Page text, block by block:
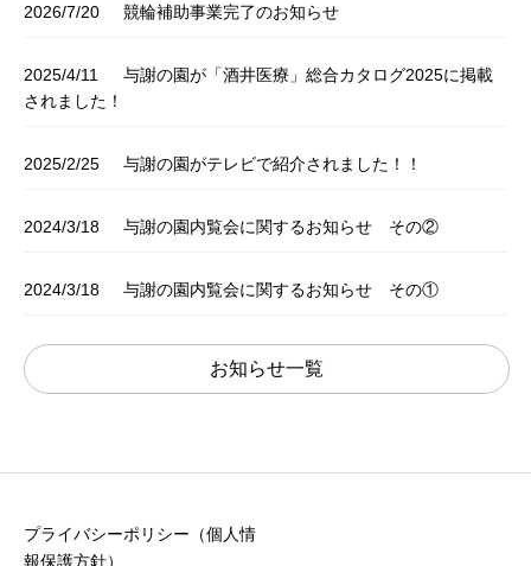
2026/7/20 競輪補助事業完了のお知らせ
2025/4/11
与謝の園が「酒井医療」総合カタログ2025に掲載
されました！
2025/2/25 与謝の園がテレビで紹介されました！！
2024/3/18 与謝の園内覧会に関するお知らせ その②
2024/3/18 与謝の園内覧会に関するお知らせ その①
お知らせ一覧
プライバシーポリシー（個人情
報保護方針）